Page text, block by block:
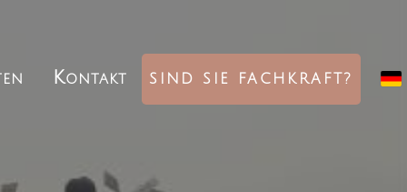
Kontakt SIND SIE FACHKRAFT?